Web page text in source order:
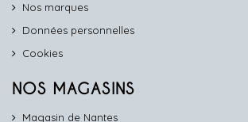
Nos marques
Données personnelles
Cookies
NOS MAGASINS
Magasin de Nantes